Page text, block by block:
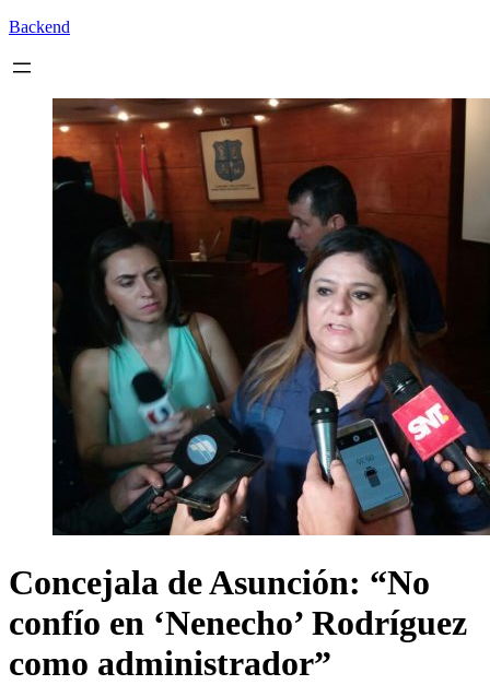
Backend
Concejala de Asunción: “No
confío en ‘Nenecho’ Rodríguez
como administrador”